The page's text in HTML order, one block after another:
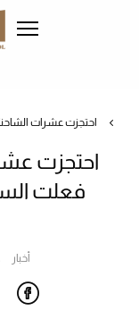
احتجزت عشرات
احتجزت
فعلت
أخبار